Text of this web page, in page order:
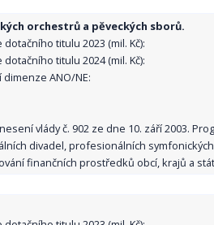
orchestrů a pěveckých sborů.
dotačního titulu 2023 (mil. Kč):
dotačního titulu 2024 (mil. Kč):
dimenze ANO/NE:
vlády č. 902 ze dne 10. září 2003.
divadel, profesionálních
finančních prostředků obcí, krajů a